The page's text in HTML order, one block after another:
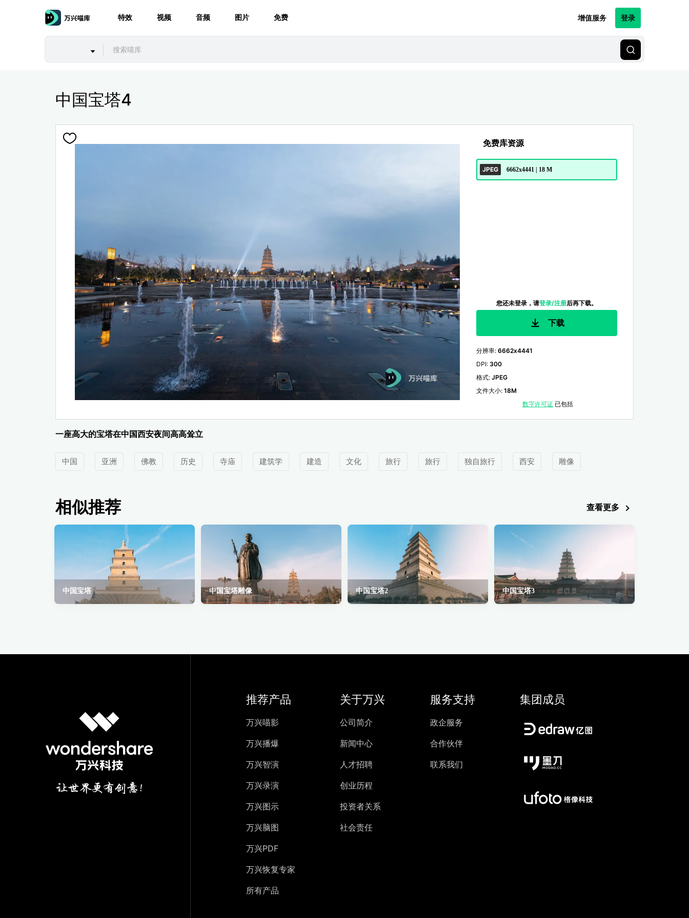
特效 视频 音频 图片 免费 增值服务 登录
中国宝塔4
免费库资源
JPEG 6662x4441 | 18 M
您还未登录，请登录/注册后再下载。
下载
分辨率: 6662x4441
DPI: 300
格式: JPEG
文件大小: 18M
数字许可证已包括
一座高大的宝塔在中国西安夜间高高耸立
中国 亚洲 佛教 历史 寺庙 建筑学 建造 文化 旅行 旅行 独自旅行 西安 雕像
相似推荐 查看更多
中国宝塔 中国宝塔雕像 中国宝塔2 中国宝塔3
推荐产品
万兴喵影
万兴播爆
万兴智演
万兴录演
万兴图示
万兴脑图
万兴PDF
万兴恢复专家
所有产品
关于万兴
公司简介
新闻中心
人才招聘
创业历程
投资者关系
社会责任
服务支持
政企服务
合作伙伴
联系我们
集团成员